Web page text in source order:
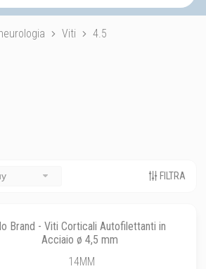
Viti 4.5
FILTRA
Brand - Viti Corticali Autofilettanti in
Acciaio ø 4,5 mm
14MM